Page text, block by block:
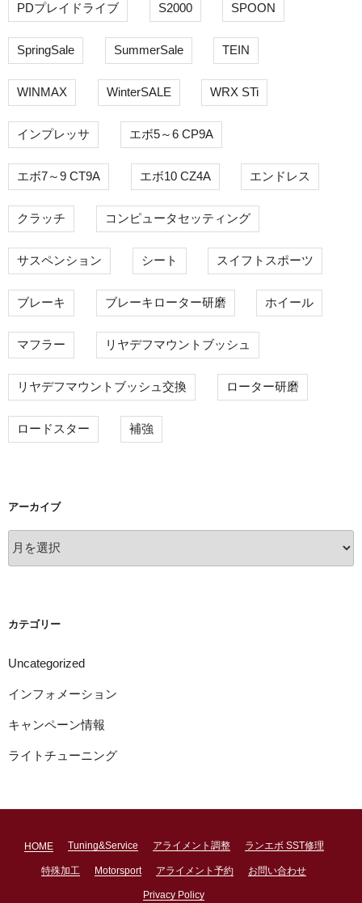
PDプレイドライブ S2000 SPOON
SpringSale SummerSale TEIN
WINMAX WinterSALE WRX STi
インプレッサ エボ5～6 CP9A
エボ7～9 CT9A エボ10 CZ4A エンドレス
クラッチ コンピュータセッティング
サスペンション シート スイフトスポーツ
ブレーキ ブレーキローター研磨 ホイール
マフラー リヤデフマウントブッシュ
リヤデフマウントブッシュ交換 ローター研磨
ロードスター 補強
アーカイブ
ー
カテゴリー
Uncategorized
インフォメーション
キャンペーン情報
ライトチューニング
HOME Tuning&Service アライメント調整 ランエボ SST修理
特殊加工 Motorsport アライメント予約 お問い合わせ
Privacy Policy